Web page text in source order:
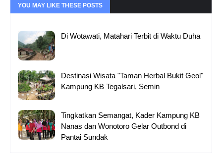
YOU MAY LIKE THESE POSTS
Di Wotawati, Matahari Terbit di Waktu Duha
Destinasi Wisata "Taman Herbal Bukit Geol"
Kampung KB Tegalsari, Semin
Tingkatkan Semangat, Kader Kampung KB
Nanas dan Wonotoro Gelar Outbond di
Pantai Sundak